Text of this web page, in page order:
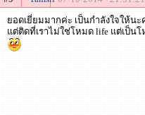
ยอดเยี่ยมมากค่ะ เป็นกำลังใจให้น
แต่ติดที่เราไม่ใช่โหมด life แต่เป็น